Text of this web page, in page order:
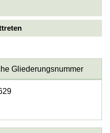
Gliederungsnummer